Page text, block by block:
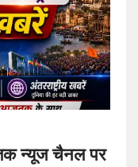
न्यूज चैनल पर